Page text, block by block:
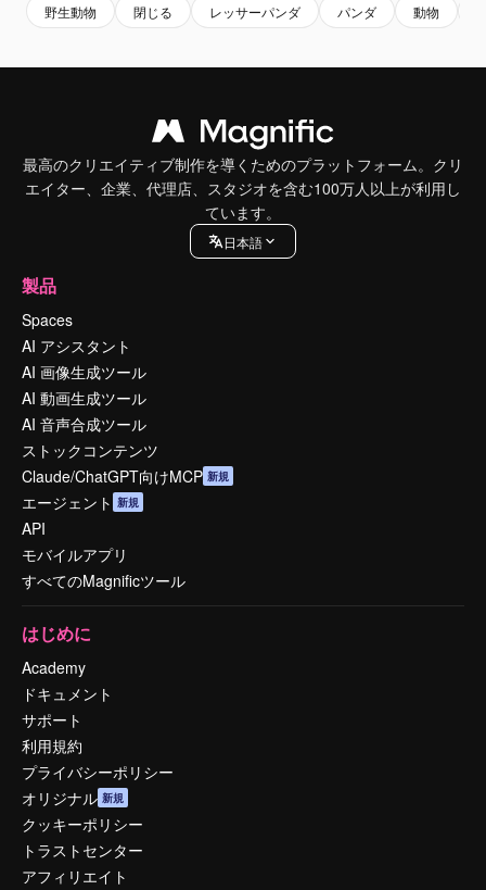
野生動物 閉じる レッサーパンダ パンダ 動物
最高のクリエイティブ制作を導くためのプラットフォーム。クリ
エイター、企業、代理店、スタジオを含む100万人以上が利用し
ています。
日本語
製品
Spaces
AI アシスタント
AI 画像生成ツール
AI 動画生成ツール
AI 音声合成ツール
ストックコンテンツ
Claude/ChatGPT向けMCP 新規
エージェント 新規
API
モバイルアプリ
すべてのMagnificツール
はじめに
Academy
ドキュメント
サポート
利用規約
プライバシーポリシー
オリジナル 新規
クッキーポリシー
トラストセンター
アフィリエイト